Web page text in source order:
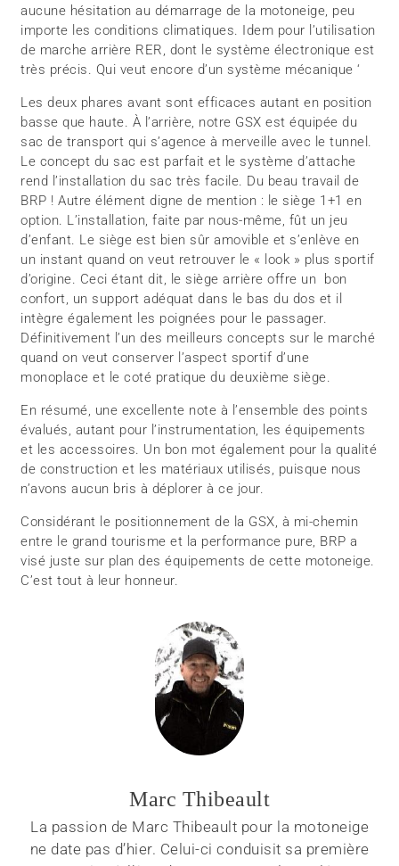
aucune hésitation au démarrage de la motoneige, peu
importe les conditions climatiques. Idem pour l’utilisation
de marche arrière RER, dont le système électronique est
très précis. Qui veut encore d’un système mécanique ‘
Les deux phares avant sont efficaces autant en position
basse que haute. À l’arrière, notre GSX est équipée du
sac de transport qui s’agence à merveille avec le tunnel.
Le concept du sac est parfait et le système d’attache
rend l’installation du sac très facile. Du beau travail de
BRP ! Autre élément digne de mention : le siège 1+1 en
option. L’installation, faite par nous-même, fût un jeu
d’enfant. Le siège est bien sûr amovible et s’enlève en
un instant quand on veut retrouver le « look » plus sportif
d’origine. Ceci étant dit, le siège arrière offre un bon
confort, un support adéquat dans le bas du dos et il
intègre également les poignées pour le passager.
Définitivement l’un des meilleurs concepts sur le marché
quand on veut conserver l’aspect sportif d’une
monoplace et le coté pratique du deuxième siège.
En résumé, une excellente note à l’ensemble des points
évalués, autant pour l’instrumentation, les équipements
et les accessoires. Un bon mot également pour la qualité
de construction et les matériaux utilisés, puisque nous
n’avons aucun bris à déplorer à ce jour.
Considérant le positionnement de la GSX, à mi-chemin
entre le grand tourisme et la performance pure, BRP a
visé juste sur plan des équipements de cette motoneige.
C’est tout à leur honneur.
Marc Thibeault
La passion de Marc Thibeault pour la motoneige
ne date pas d’hier. Celui-ci conduisit sa première